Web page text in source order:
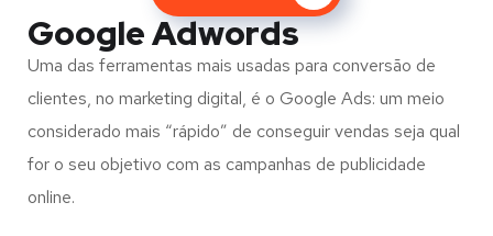
Google Adwords
Uma das ferramentas mais usadas para conversão de
clientes, no marketing digital, é o Google Ads: um meio
considerado mais “rápido” de conseguir vendas seja qual
for o seu objetivo com as campanhas de publicidade
online.